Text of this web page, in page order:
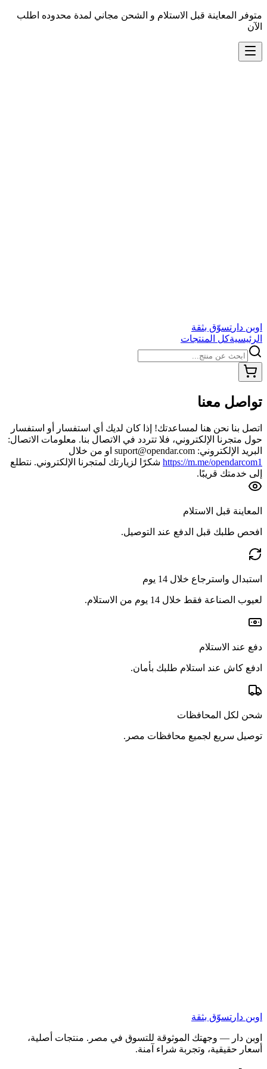
متوفر المعاينة قبل الاستلام و الشحن مجاني لمدة محدوده اطلب
الآن
اوبن دار تسوّق بثقة
الرئيسيةكل المنتجات
تواصل معنا
اتصل بنا نحن هنا لمساعدتك! إذا كان لديك أي استفسار أو استفسار
حول متجرنا الإلكتروني، فلا تتردد في الاتصال بنا. معلومات الاتصال:
البريد الإلكتروني: suport@opendar.com او من خلال
https://m.me/opendarcom1 شكرًا لزيارتك لمتجرنا الإلكتروني. نتطلع
إلى خدمتك قريبًا.
المعاينة قبل الاستلام
افحص طلبك قبل الدفع عند التوصيل.
استبدال واسترجاع خلال 14 يوم
لعيوب الصناعة فقط خلال 14 يوم من الاستلام.
دفع عند الاستلام
ادفع كاش عند استلام طلبك بأمان.
شحن لكل المحافظات
توصيل سريع لجميع محافظات مصر.
اوبن دار تسوّق بثقة
اوبن دار — وجهتك الموثوقة للتسوق في مصر. منتجات أصلية،
أسعار حقيقية، وتجربة شراء آمنة.